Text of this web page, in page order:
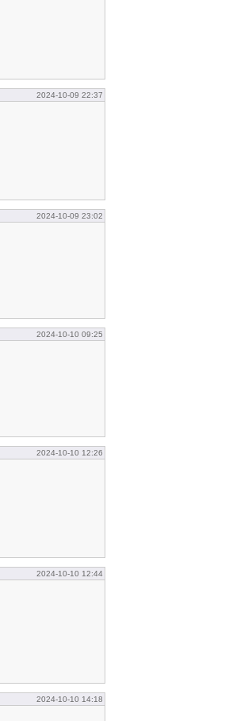
2024-10-09 22:37
2024-10-09 23:02
2024-10-10 09:25
2024-10-10 12:26
2024-10-10 12:44
2024-10-10 14:18